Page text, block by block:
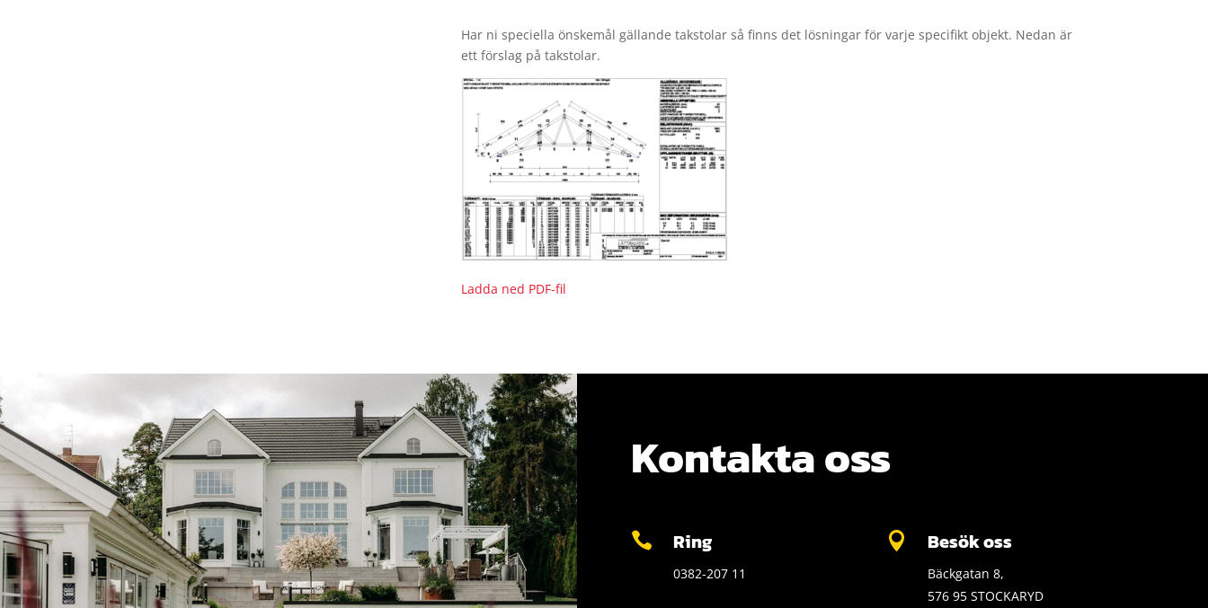
Har ni speciella önskemål gällande takstolar så finns det lösningar för varje specifikt objekt. Nedan är
ett förslag på takstolar.
Ladda ned PDF-fil
Kontakta oss
 Ring
0382-207 11
 Besök oss
Bäckgatan 8,
576 95 STOCKARYD